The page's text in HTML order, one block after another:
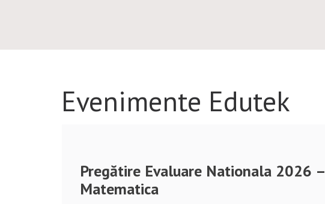
Evenimente Edutek
Pregătire Evaluare Nationala 2026 –
Matematica